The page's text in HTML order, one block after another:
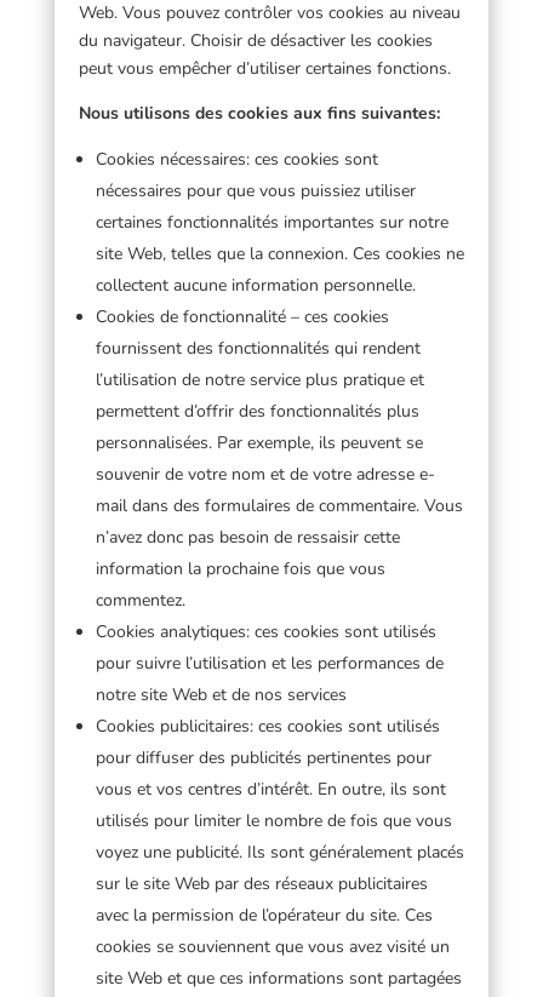
Web. Vous pouvez contrôler vos cookies au niveau
du navigateur. Choisir de désactiver les cookies
peut vous empêcher d’utiliser certaines fonctions.
Nous utilisons des cookies aux fins suivantes:
Cookies nécessaires: ces cookies sont
nécessaires pour que vous puissiez utiliser
certaines fonctionnalités importantes sur notre
site Web, telles que la connexion. Ces cookies ne
collectent aucune information personnelle.
Cookies de fonctionnalité – ces cookies
fournissent des fonctionnalités qui rendent
l’utilisation de notre service plus pratique et
permettent d’offrir des fonctionnalités plus
personnalisées. Par exemple, ils peuvent se
souvenir de votre nom et de votre adresse e-
mail dans des formulaires de commentaire. Vous
n’avez donc pas besoin de ressaisir cette
information la prochaine fois que vous
commentez.
Cookies analytiques: ces cookies sont utilisés
pour suivre l’utilisation et les performances de
notre site Web et de nos services
Cookies publicitaires: ces cookies sont utilisés
pour diffuser des publicités pertinentes pour
vous et vos centres d’intérêt. En outre, ils sont
utilisés pour limiter le nombre de fois que vous
voyez une publicité. Ils sont généralement placés
sur le site Web par des réseaux publicitaires
avec la permission de l’opérateur du site. Ces
cookies se souviennent que vous avez visité un
site Web et que ces informations sont partagées